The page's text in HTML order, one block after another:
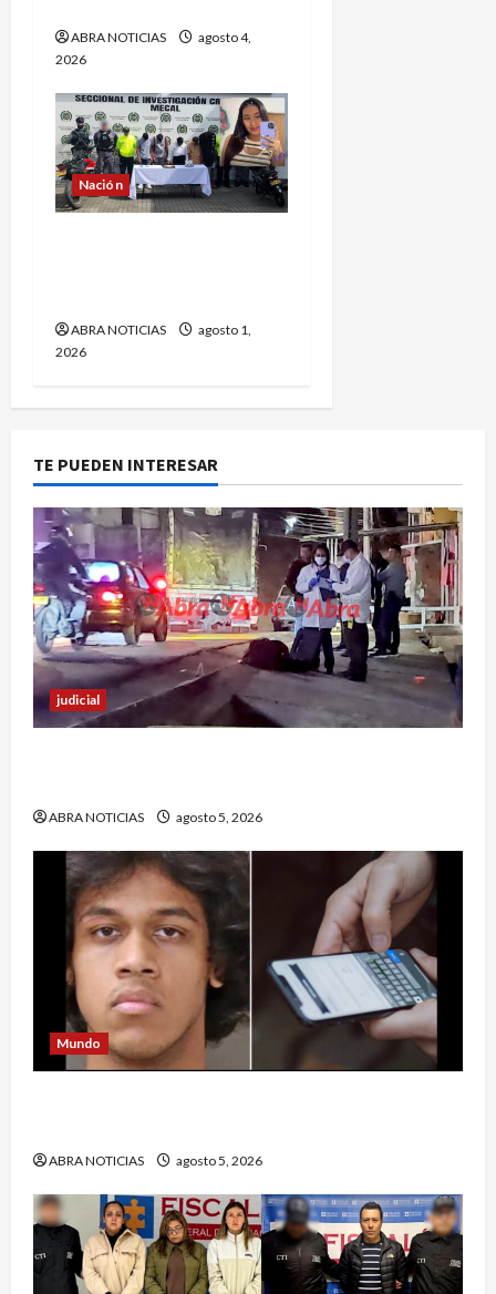
ABRA NOTICIAS
agosto 4,
2026
Nación
ABRA NOTICIAS
agosto 1,
2026
TE PUEDEN INTERESAR
judicial
ABRA NOTICIAS agosto 5, 2026
Mundo
ABRA NOTICIAS agosto 5, 2026